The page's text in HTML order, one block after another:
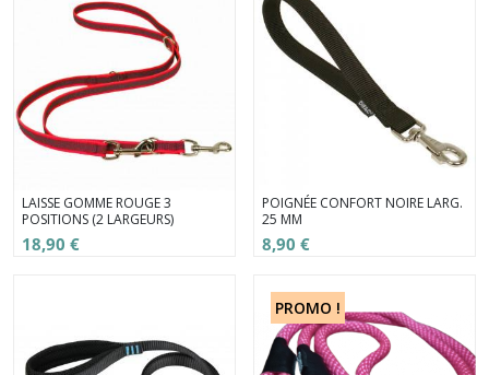
LAISSE GOMME ROUGE 3
POSITIONS (2 LARGEURS)
18,90 €
POIGNÉE CONFORT NOIRE LARG.
25 MM
8,90 €
PROMO !